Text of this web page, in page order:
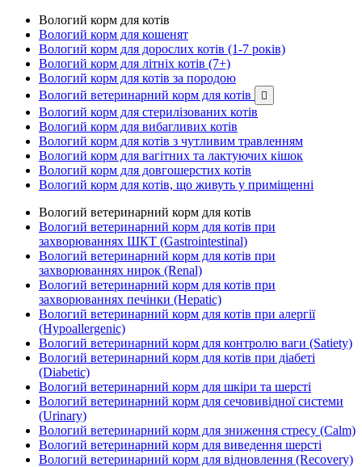
Вологий корм для котів
Вологий корм для кошенят
Вологий корм для дорослих котів (1-7 років)
Вологий корм для літніх котів (7+)
Вологий корм для котів за породою
Вологий ветеринарний корм для котів

Вологий корм для стерилізованих котів
Вологий корм для вибагливих котів
Вологий корм для котів з чутливим травленням
Вологий корм для вагітних та лактуючих кішок
Вологий корм для довгошерстих котів
Вологий корм для котів, що живуть у приміщенні
Вологий ветеринарний корм для котів
Вологий ветеринарний корм для котів при
захворюваннях ШКТ (Gastrointestinal)
Вологий ветеринарний корм для котів при
захворюваннях нирок (Renal)
Вологий ветеринарний корм для котів при
захворюваннях печінки (Hepatic)
Вологий ветеринарний корм для котів при алергії
(Hypoallergenic)
Вологий ветеринарний корм для контролю ваги (Satiety)
Вологий ветеринарний корм для котів при діабеті
(Diabetic)
Вологий ветеринарний корм для шкіри та шерсті
Вологий ветеринарний корм для сечовивідної системи
(Urinary)
Вологий ветеринарний корм для зниження стресу (Calm)
Вологий ветеринарний корм для виведення шерсті
Вологий ветеринарний корм для відновлення (Recovery)